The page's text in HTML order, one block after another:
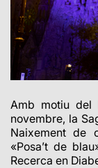
Amb motiu del
novembre, la
Naixement de
«Posa’t de
Recerca en